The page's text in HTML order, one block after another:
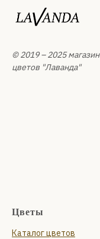
© 2019 – 2025 магазин
цветов "Лаванда"
Цветы
Каталог цветов